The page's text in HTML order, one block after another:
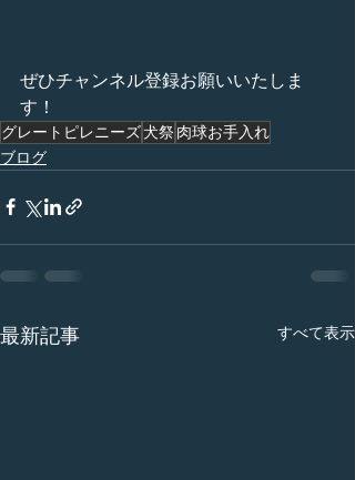
ぜひチャンネル登録お願いいたしま
す！
グレートピレニーズ犬祭 肉球お手入れ
ブログ
最新記事 すべて表示